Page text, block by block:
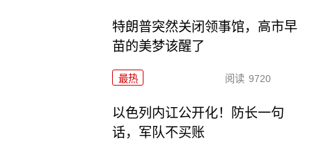
特朗普突然关闭领事馆，高市早
苗的美梦该醒了
最热 阅读 9720
以色列内讧公开化！防长一句
话，军队不买账